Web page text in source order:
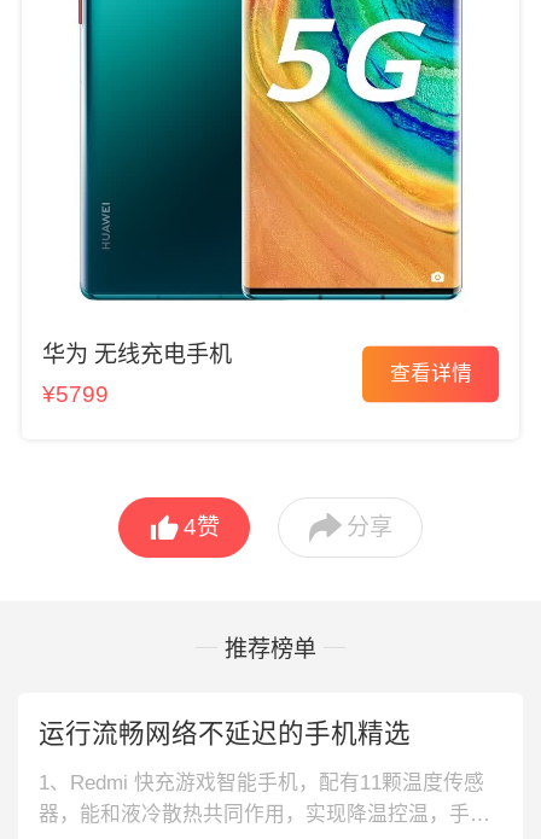
华为 无线充电手机
¥5799
查看详情
4赞  分享
推荐榜单
运行流畅网络不延迟的手机精选
1、Redmi 快充游戏智能手机，配有11颗温度传感
器，能和液冷散热共同作用，实现降温控温，手机